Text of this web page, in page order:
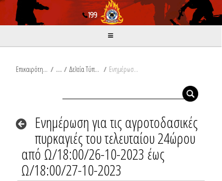
Επικαιρότητα / Δελτία Τύπου / Ενημέρωση για τις αγροτοδασικές πυρκαγιές του τελευταίου 24ώρου από Ω/18:00/26-10-2023 έως Ω/18:00/27-10-2023
Ενημέρωση για τις αγροτοδασικές
πυρκαγιές του τελευταίου 24ώρου
από Ω/18:00/26-10-2023 έως
Ω/18:00/27-10-2023